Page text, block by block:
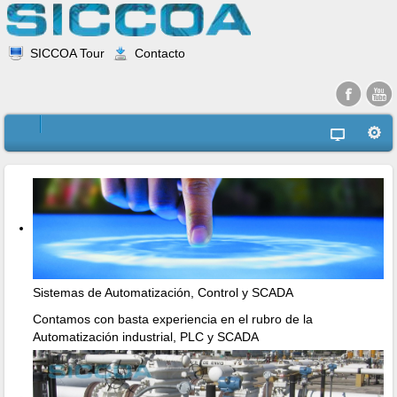
SICCOA Tour Contacto
Sistemas de Automatización, Control y SCADA
Contamos con basta experiencia en el rubro de la
Automatización industrial, PLC y SCADA